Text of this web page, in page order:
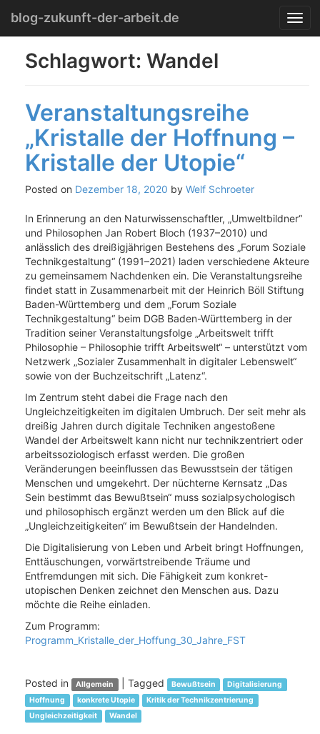
Menu
content
T
o
o
blog-zukunft-der-arbeit.de
Schlagwort: Wandel
Veranstaltungsreihe
„Kristalle der Hoffnung –
Kristalle der Utopie“
Posted on Dezember 18, 2020 by Welf Schroeter
In Erinnerung an den Naturwissenschaftler, „Umweltbildner“
und Philosophen Jan Robert Bloch (1937–2010) und
anlässlich des dreißigjährigen Bestehens des „Forum Soziale
Technikgestaltung“ (1991–2021) laden verschiedene Akteure
zu gemeinsamem Nachdenken ein. Die Veranstaltungsreihe
findet statt in Zusammenarbeit mit der Heinrich Böll Stiftung
Baden-Württemberg und dem „Forum Soziale
Technikgestaltung“ beim DGB Baden-Württemberg in der
Tradition seiner Veranstaltungsfolge „Arbeitswelt trifft
Philosophie – Philosophie trifft Arbeitswelt“ – unterstützt vom
Netzwerk „Sozialer Zusammenhalt in digitaler Lebenswelt“
sowie von der Buchzeitschrift „Latenz“.
Im Zentrum steht dabei die Frage nach den
Ungleichzeitigkeiten im digitalen Umbruch. Der seit mehr als
dreißig Jahren durch digitale Techniken angestoßene
Wandel der Arbeitswelt kann nicht nur technikzentriert oder
arbeitssoziologisch erfasst werden. Die großen
Veränderungen beeinflussen das Bewusstsein der tätigen
Menschen und umgekehrt. Der nüchterne Kernsatz „Das
Sein bestimmt das Bewußtsein“ muss sozialpsychologisch
und philosophisch ergänzt werden um den Blick auf die
„Ungleichzeitigkeiten“ im Bewußtsein der Handelnden.
Die Digitalisierung von Leben und Arbeit bringt Hoffnungen,
Enttäuschungen, vorwärtstreibende Träume und
Entfremdungen mit sich. Die Fähigkeit zum konkret-
utopischen Denken zeichnet den Menschen aus. Dazu
möchte die Reihe einladen.
Zum Programm:
Programm_Kristalle_der_Hoffung_30_Jahre_FST
Posted in Allgemein Tagged Bewußtsein
Digitalisierung
Hoffnung
konkrete Utopie
Kritik der Technikzentrierung
Ungleichzeitigkeit
Wandel